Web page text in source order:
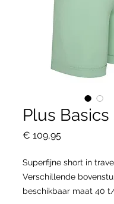
Plus
€ 109,95Prijs
Superfijne short in
Verschillende
beschikbaar maat 40